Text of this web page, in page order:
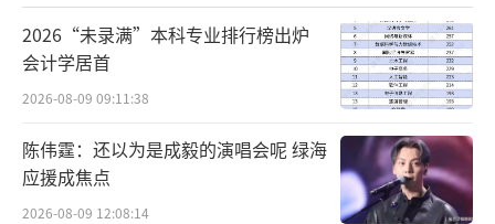
2026“未录满”本科专业排行榜出炉
会计学居首
2026-08-09 09:11:38
陈伟霆：还以为是成毅的演唱会呢 绿海
应援成焦点
2026-08-09 12:08:14